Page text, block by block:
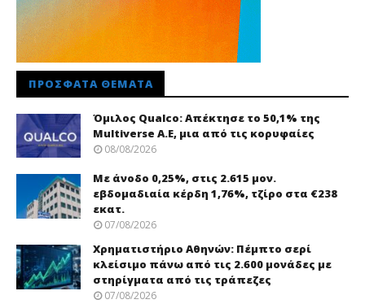
ΠΡΌΣΦΑΤΑ ΘΈΜΑΤΑ
Όμιλος Qualco: Απέκτησε το 50,1% της
Multiverse A.E, μια από τις κορυφαίες
08/08/2026
Με άνοδο 0,25%, στις 2.615 μον.
εβδομαδιαία κέρδη 1,76%, τζίρο στα €238
εκατ.
07/08/2026
Χρηματιστήριο Αθηνών: Πέμπτο σερί
κλείσιμο πάνω από τις 2.600 μονάδες με
στηρίγματα από τις τράπεζες
07/08/2026